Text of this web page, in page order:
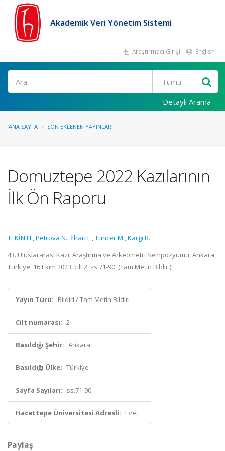
Akademik Veri Yönetim Sistemi
Araştırmacı Girişi English
Ara
Detaylı Arama
ANA SAYFA SON EKLENEN YAYINLAR
Domuztepe 2022 Kazılarının
İlk Ön Raporu
TEKİN H.,Petrova N., İlhan F.,Tuncer M.,Kargı B.
43. Uluslararası Kazı, Araştırma ve Arkeometri Sempozyumu, Ankara,
Türkiye, 16 Ekim 2023, cilt.2, ss.71-90, (Tam Metin Bildiri)
Yayın Türü: Bildiri / Tam Metin Bildiri
Cilt numarası: 2
Basıldığı Şehir: Ankara
Basıldığı Ülke: Türkiye
Sayfa Sayıları: ss.71-90
Hacettepe Üniversitesi Adresli: Evet
Paylaş